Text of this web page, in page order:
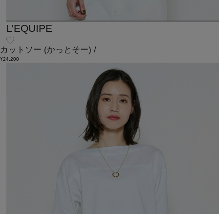
L'EQUIPE
カットソー (かっとそー) /
¥24,200